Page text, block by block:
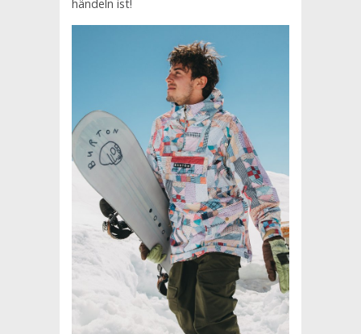
händeln ist!